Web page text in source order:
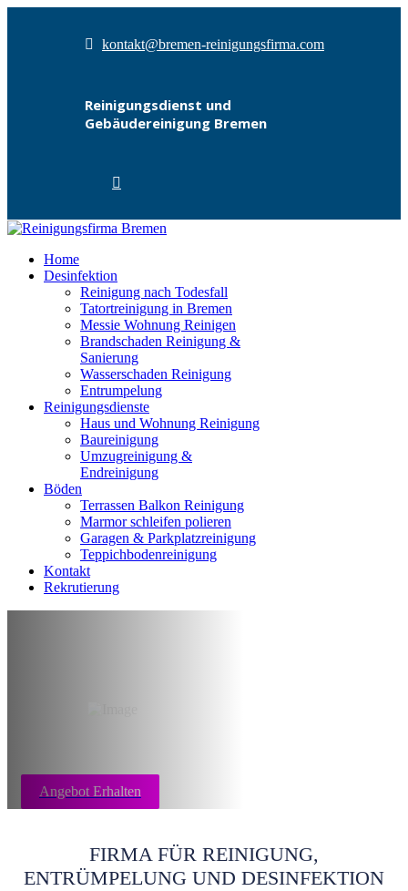
kontakt@bremen-reinigungsfirma.com
Reinigungsdienst und
Gebäudereinigung Bremen
Home
Desinfektion
Reinigung nach Todesfall
Tatortreinigung in Bremen
Messie Wohnung Reinigen
Brandschaden Reinigung &
Sanierung
Wasserschaden Reinigung
Entrumpelung
Reinigungsdienste
Haus und Wohnung Reinigung
Baureinigung
Umzugreinigung &
Endreinigung
Böden
Terrassen Balkon Reinigung
Marmor schleifen polieren
Garagen & Parkplatzreinigung
Teppichbodenreinigung
Kontakt
Rekrutierung
Angebot Erhalten
FIRMA FÜR REINIGUNG,
ENTRÜMPELUNG UND DESINFEKTION